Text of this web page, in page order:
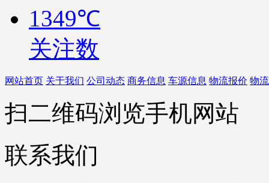
1349℃
关注数
网站首页 关于我们 公司动态 商务信息 车源信息 物流报价 物
扫二维码浏览手机网站
联系我们